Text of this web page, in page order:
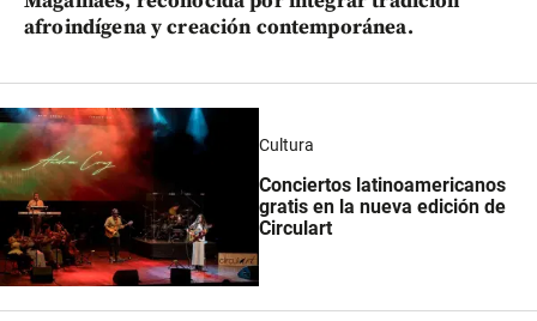
afroindígena y creación contemporánea.
Cultura
Conciertos latinoamericanos
gratis en la nueva edición de
Circulart